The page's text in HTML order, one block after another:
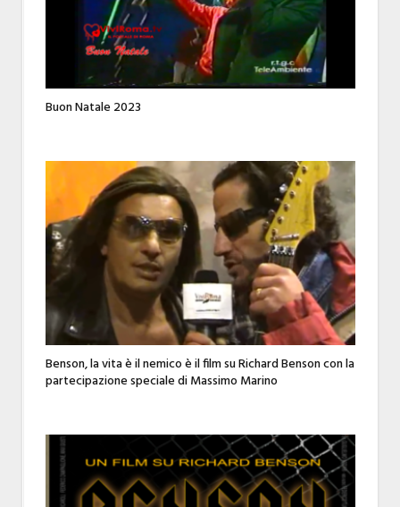
Buon Natale 2023
Benson, la vita è il nemico è il film su Richard Benson con la
partecipazione speciale di Massimo Marino